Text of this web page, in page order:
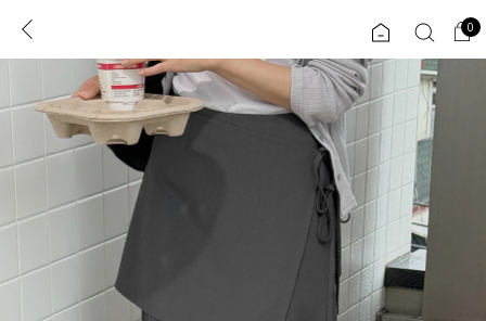
로그인 0
ENG
TW
JP
리뷰 & 혜택 회원혜택
CATEGORY COMMUNITY
0